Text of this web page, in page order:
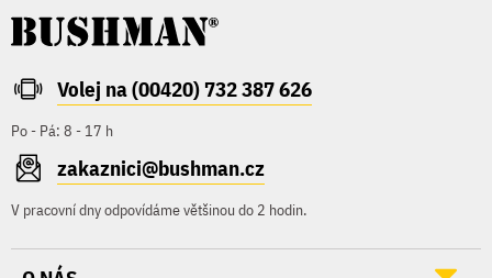
Volej na (00420) 732 387 626
Po - Pá: 8 - 17 h
zakaznici@bushman.cz
V pracovní dny odpovídáme většinou do 2 hodin.